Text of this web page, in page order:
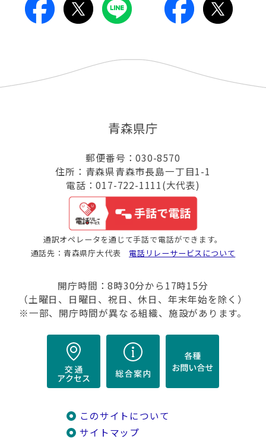
青森県庁
郵便番号：030-8570
住所：青森県青森市長島一丁目1-1
電話：017-722-1111(大代表)
通訳オペレータを通じて手話で電話ができます。
通話先：青森県庁大代表 電話リレーサービスについて
開庁時間：8時30分から17時15分
（土曜日、日曜日、祝日、休日、年末年始を除く）
※一部、開庁時間が異なる組織、施設があります。
このサイトについて
サイトマップ